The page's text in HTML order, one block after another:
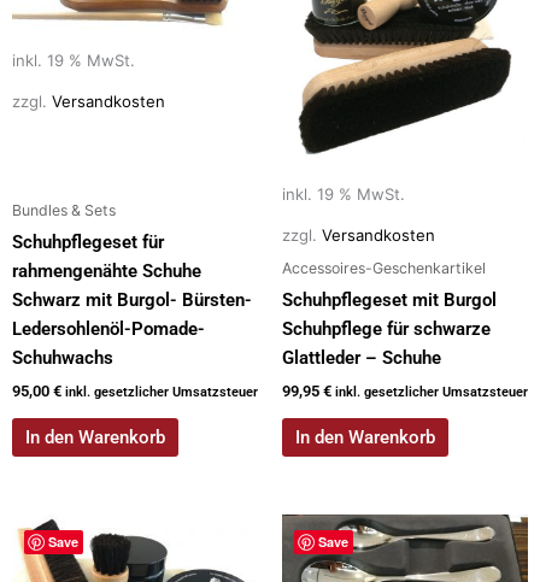
inkl. 19 % MwSt.
zzgl. Versandkosten
Bundles & Sets
Schuhpflegeset für
rahmengenähte Schuhe
Schwarz mit Burgol- Bürsten-
Ledersohlenöl-Pomade-
Schuhwachs
95,00 € inkl. gesetzlicher Umsatzsteuer
In den Warenkorb
inkl. 19 % MwSt.
zzgl. Versandkosten
Accessoires-Geschenkartikel
Schuhpflegeset mit Burgol
Schuhpflege für schwarze
Glattleder – Schuhe
99,95 € inkl. gesetzlicher Umsatzsteuer
In den Warenkorb
Save Save